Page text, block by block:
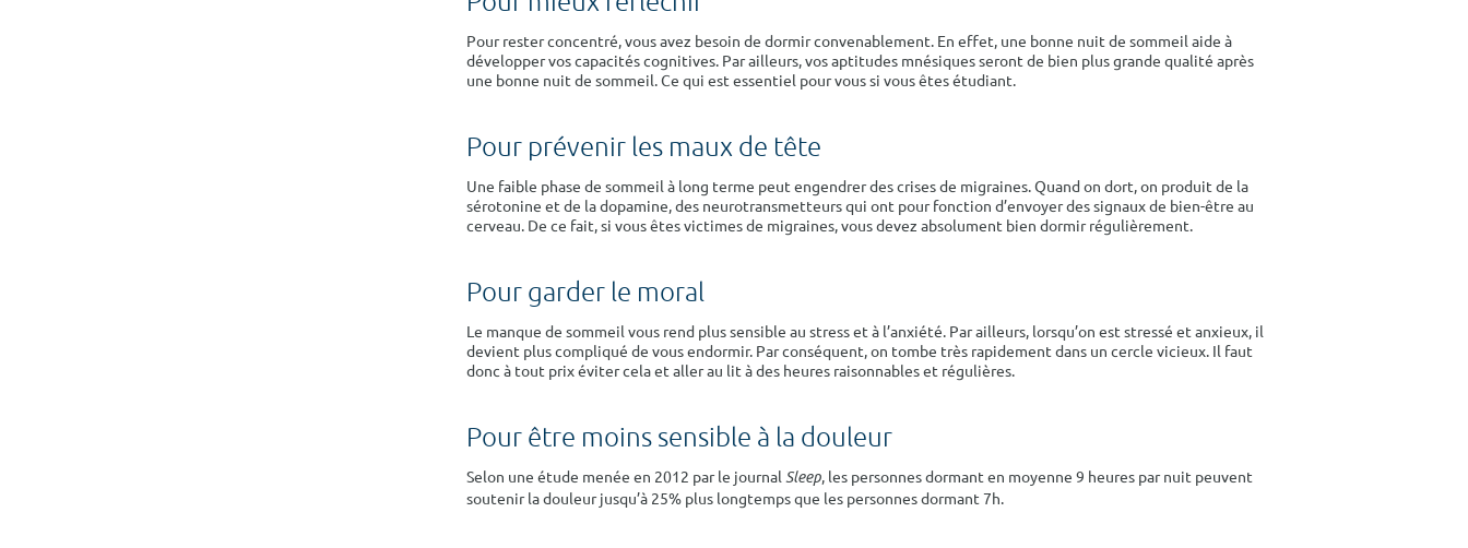
Pour rester concentré, vous avez besoin de dormir convenablement. En effet, une bonne nuit de sommeil aide à
développer vos capacités cognitives. Par ailleurs, vos aptitudes mnésiques seront de bien plus grande qualité après
une bonne nuit de sommeil. Ce qui est essentiel pour vous si vous êtes étudiant.
Pour prévenir les maux de tête
Une faible phase de sommeil à long terme peut engendrer des crises de migraines. Quand on dort, on produit de la
sérotonine et de la dopamine, des neurotransmetteurs qui ont pour fonction d’envoyer des signaux de bien-être au
cerveau. De ce fait, si vous êtes victimes de migraines, vous devez absolument bien dormir régulièrement.
Pour garder le moral
Le manque de sommeil vous rend plus sensible au stress et à l’anxiété. Par ailleurs, lorsqu’on est stressé et anxieux, il
devient plus compliqué de vous endormir. Par conséquent, on tombe très rapidement dans un cercle vicieux. Il faut
donc à tout prix éviter cela et aller au lit à des heures raisonnables et régulières.
Pour être moins sensible à la douleur
Selon une étude menée en 2012 par le journal Sleep, les personnes dormant en moyenne 9 heures par nuit peuvent
soutenir la douleur jusqu’à 25% plus longtemps que les personnes dormant 7h.